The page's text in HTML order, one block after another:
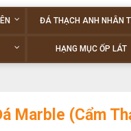
ĐÁ THẠCH ANH NHÂN
HẠNG MỤC ỐP LÁT
Marble (Cẩm